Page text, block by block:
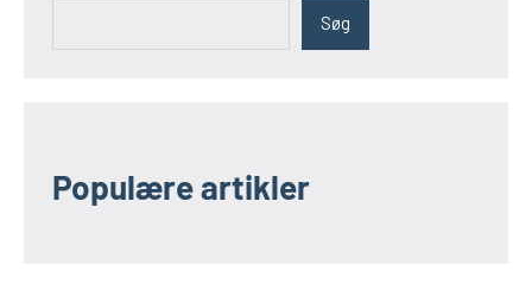
Søg
Populære artikler